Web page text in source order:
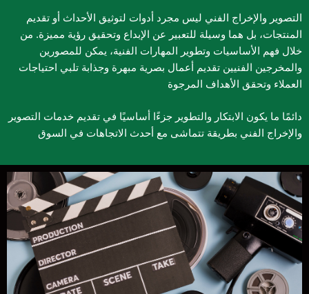
التصوير والإخراج الفني ليس مجرد أدوات لتوثيق الأحداث أو تقديم
المنتجات، بل هما وسيلة للتعبير عن الإبداع وتحقيق رؤية مميزة. من
خلال فهم الأساسيات وتطوير المهارات الفنية، يمكن للمصورين
والمخرجين الفنيين تقديم أعمال بصرية مبهرة وجذابة تلبي احتياجات
العملاء وتحقق الأهداف المرجوة
دائمًا ما يكون الابتكار والتطوير جزءًا أساسيًا في تقديم خدمات التصوير
والإخراج الفني بطريقة تتماشى مع أحدث الاتجاهات في السوق